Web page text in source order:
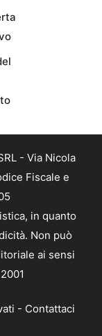
- Via Nicola
Fiscale e
in quanto
Non può
ai sensi
- Contattaci